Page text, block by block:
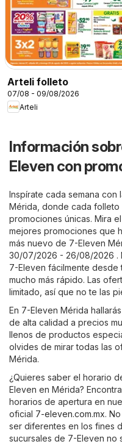
Arteli folleto
07/08 - 09/08/2026
Arteli
Información
Eleven con
Inspírate cada semana
Mérida, donde cada
promociones únicas. Mira
mejores promociones que
más nuevo de 7-Eleven
30/07/2026 - 26/08/2026 .
7-Eleven fácilmente desde
mucho más rápido. Las
limitado, así que no te las
En 7-Eleven Mérida
de alta calidad a precios
llenos de productos
olvides de mirar todas las
Mérida.
¿Quieres saber el horario
Eleven en Mérida?
horarios de apertura en
oficial 7-eleven.com.mx.
ser diferentes en los fines
sucursales de 7-Eleven no